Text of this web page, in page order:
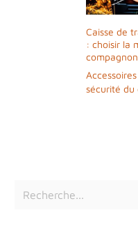
Caisse de
: choisir la
compagnon
sécurité du